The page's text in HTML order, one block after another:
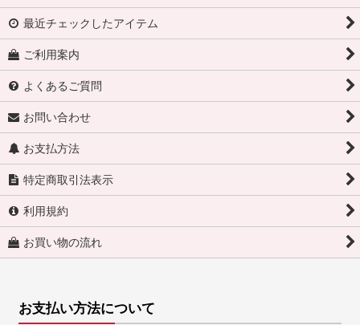
最近チェックしたアイテム
ご利用案内
よくあるご質問
お問い合わせ
お支払方法
特定商取引法表示
利用規約
お買い物の流れ
お支払い方法について